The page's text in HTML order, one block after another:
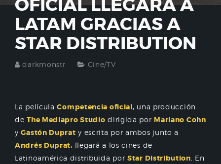
OFICIAL LLEGARÁ A
LATAM GRACIAS A
STAR DISTRIBUTION
darkmonstr Cine/TV
La películaCompetencia oficial, una producción
deThe Mediapro Studio dirigida por Mariano Cohn
yGastón Duprat y escrita por ambos junto a
Andrés Duprat, llegará a los cines de
Latinoamérica distribuida por Star Distribution . En